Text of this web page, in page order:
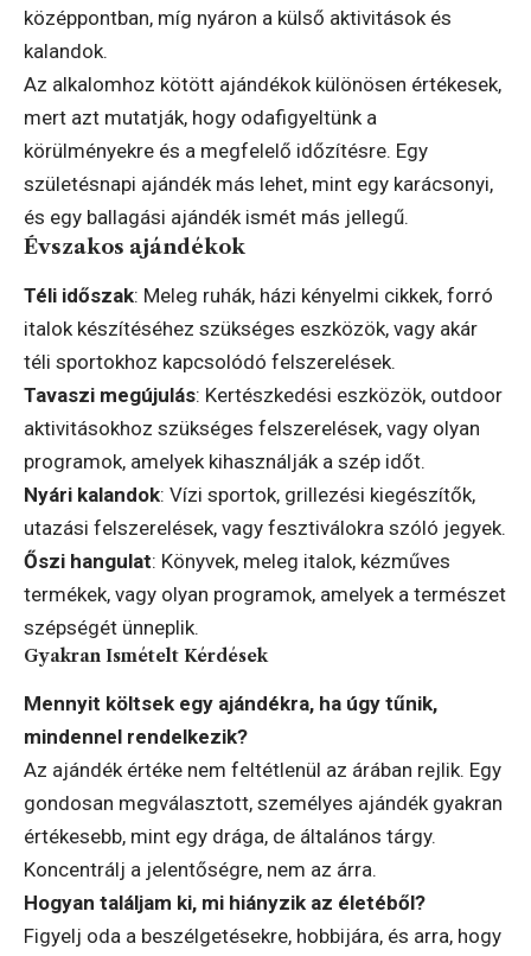
középpontban, míg nyáron a külső aktivitások és
kalandok.
Az alkalomhoz kötött ajándékok különösen értékesek,
mert azt mutatják, hogy odafigyeltünk a
körülményekre és a megfelelő időzítésre. Egy
születésnapi ajándék más lehet, mint egy karácsonyi,
és egy ballagási ajándék ismét más jellegű.
Évszakos ajándékok
Téli időszak: Meleg ruhák, házi kényelmi cikkek, forró
italok készítéséhez szükséges eszközök, vagy akár
téli sportokhoz kapcsolódó felszerelések.
Tavaszi megújulás: Kertészkedési eszközök, outdoor
aktivitásokhoz szükséges felszerelések, vagy olyan
programok, amelyek kihasználják a szép időt.
Nyári kalandok: Vízi sportok, grillezési kiegészítők,
utazási felszerelések, vagy fesztiválokra szóló jegyek.
Őszi hangulat: Könyvek, meleg italok, kézműves
termékek, vagy olyan programok, amelyek a természet
szépségét ünneplik.
Gyakran Ismételt Kérdések
Mennyit költsek egy ajándékra, ha úgy tűnik,
mindennel rendelkezik?
Az ajándék értéke nem feltétlenül az árában rejlik. Egy
gondosan megválasztott, személyes ajándék gyakran
értékesebb, mint egy drága, de általános tárgy.
Koncentrálj a jelentőségre, nem az árra.
Hogyan találjam ki, mi hiányzik az életéből?
Figyelj oda a beszélgetésekre, hobbijára, és arra, hogy